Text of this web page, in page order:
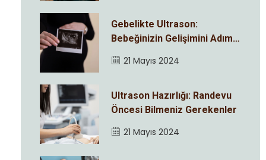
Gebelikte Ultrason:
Bebeğinizin Gelişimini Adım
21 Mayıs 2024
Ultrason Hazırlığı: Randevu
Öncesi Bilmeniz Gerekenler
21 Mayıs 2024